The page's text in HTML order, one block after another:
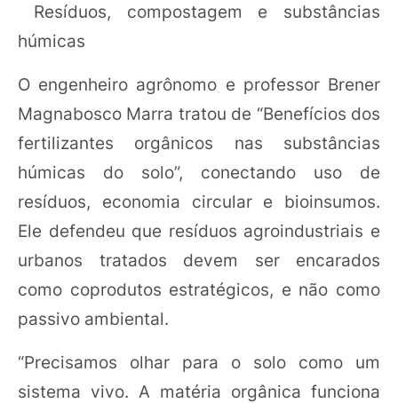
Resíduos, compostagem e substâncias
húmicas
O engenheiro agrônomo e professor Brener
Magnabosco Marra tratou de “Benefícios dos
fertilizantes orgânicos nas substâncias
húmicas do solo”, conectando uso de
resíduos, economia circular e bioinsumos.
Ele defendeu que resíduos agroindustriais e
urbanos tratados devem ser encarados
como coprodutos estratégicos, e não como
passivo ambiental.
“Precisamos olhar para o solo como um
sistema vivo. A matéria orgânica funciona